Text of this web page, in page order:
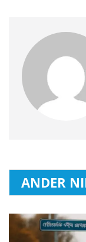
ANDER